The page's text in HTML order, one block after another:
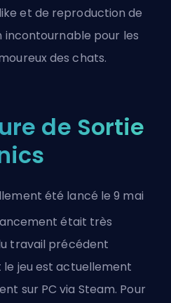
et de reproduction de
incontournable pour les
des chats.
de Sortie
été lancé le 9 mai
était très
travail précédent
le jeu est actuellement
sur PC via Steam. Pour